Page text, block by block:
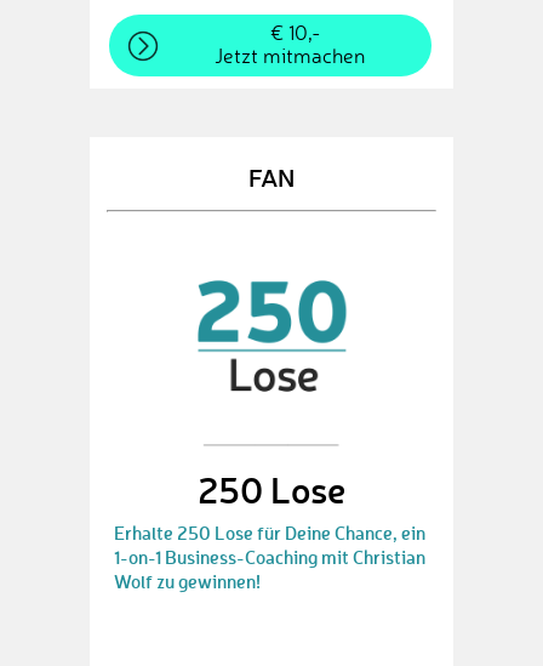
€ 10,-
Jetzt mitmachen
FAN
250 Lose
Erhalte 250 Lose für Deine Chance, ein
1-on-1 Business-Coaching mit Christian
Wolf zu gewinnen!